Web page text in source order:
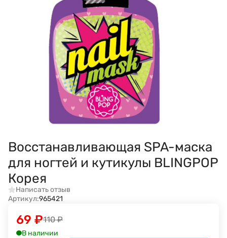
Восстанавливающая SPA-маска
для ногтей и кутикулы BLINGPOP
Корея
Написать отзыв
Артикул:965421
110 ₽
69 ₽
В наличии